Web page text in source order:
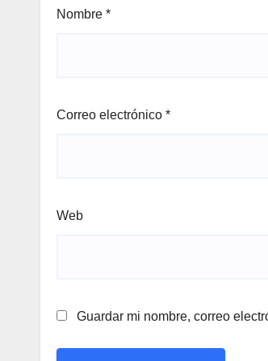
Nombre *
Correo electrónico *
Web
Guardar mi nombre, correo